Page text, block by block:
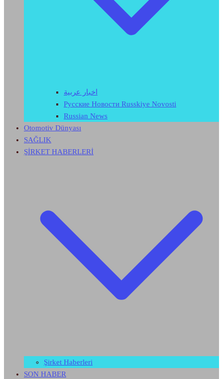
اخبار عربية
Русские Новости Russkiye Novosti
Russian News
Otomotiv Dünyası
SAĞLIK
ŞİRKET HABERLERİ
Şirket Haberleri
SON HABER